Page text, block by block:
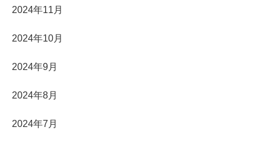
2024年11月
2024年10月
2024年9月
2024年8月
2024年7月